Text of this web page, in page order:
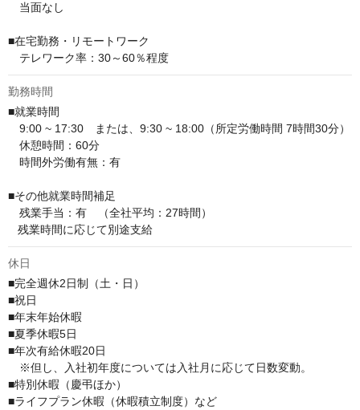
当面なし
■在宅勤務・リモートワーク
テレワーク率：30～60％程度
勤務時間
■就業時間
9:00 ~ 17:30　または、9:30 ~ 18:00（所定労働時間 7時間30分）
休憩時間：60分
時間外労働有無：有
■その他就業時間補足
残業手当：有　（全社平均：27時間）
   残業時間に応じて別途支給
休日
■完全週休2日制（土・日）
■祝日
■年末年始休暇
■夏季休暇5日
■年次有給休暇20日
※但し、入社初年度については入社月に応じて日数変動。
■特別休暇（慶弔ほか）
■ライフプラン休暇（休暇積立制度）など